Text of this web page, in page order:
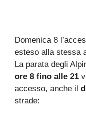
Domenica 8
esteso alla stessa
La parata degli
ore 8 fino alle 21
accesso, anche il
strade: